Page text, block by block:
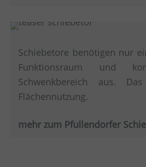
Schiebetore benötigen nur
Funktionsraum und
Schwenkbereich aus.
Flächennutzung.
mehr zum Pfullendorfer